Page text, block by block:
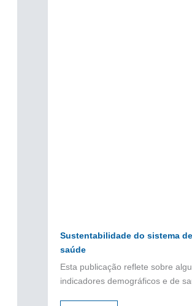
Sustentabilidade do sistema de
saúde
Esta publicação reflete sobre
indicadores demográficos e de